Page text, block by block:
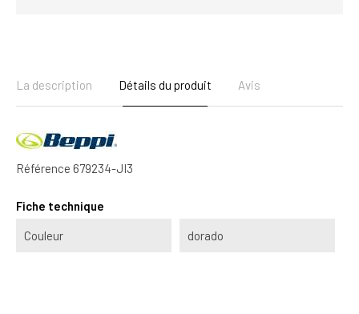
La description Détails du produit Avis
Référence 679234-JI3
Fiche technique
Couleur dorado